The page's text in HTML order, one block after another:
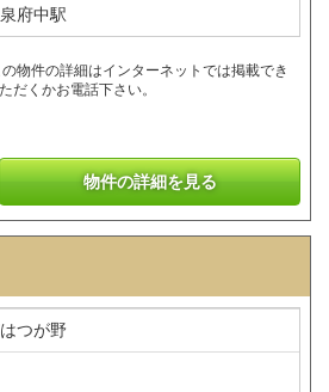
府中駅
物件の詳細はインターネットでは掲載でき
だくかお電話下さい。
物件の詳細を見る
つが野